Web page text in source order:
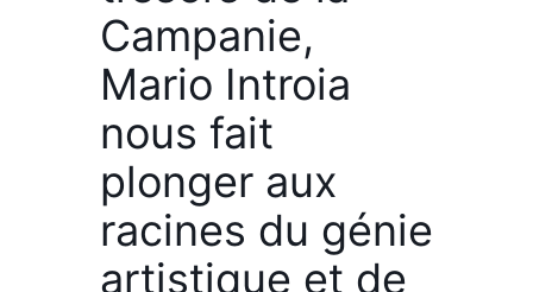
Campanie,
Mario Introia
nous fait
plonger aux
racines du génie
artistique et de